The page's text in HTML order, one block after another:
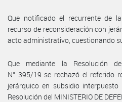
Que notificado el recurrente de
recurso de reconsideración con
acto administrativo, cuestionando
Que mediante la Resolución
N° 395/19 se rechazó el referido
jerárquico en subsidio
Resolución del MINISTERIO DE